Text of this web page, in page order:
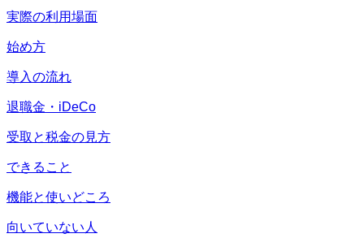
実際の利用場面
始め方
導入の流れ
退職金・iDeCo
受取と税金の見方
できること
機能と使いどころ
向いていない人